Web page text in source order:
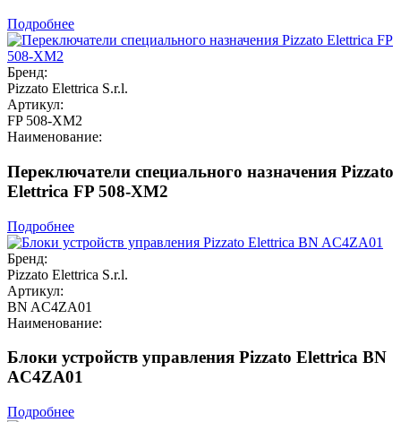
Подробнее
Бренд:
Pizzato Elettrica S.r.l.
Артикул:
FP 508-XM2
Наименование:
Переключатели специального назначения Pizzato
Elettrica FP 508-XM2
Подробнее
Бренд:
Pizzato Elettrica S.r.l.
Артикул:
BN AC4ZA01
Наименование:
Блоки устройств управления Pizzato Elettrica BN
AC4ZA01
Подробнее